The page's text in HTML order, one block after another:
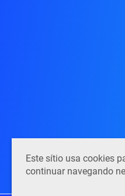
Este sítio usa cookies
continuar navegando